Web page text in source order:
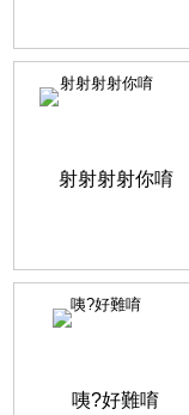
射射射射你唷
咦?好難唷